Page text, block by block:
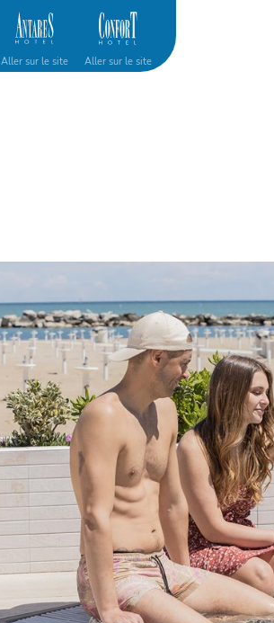
Aller sur le site Aller sur le site